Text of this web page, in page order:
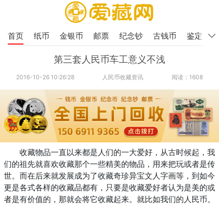
首页 纸币 金银币 邮票 纪念钞 古钱币 鉴定
第三套人民币车工意义不浅
2016-10-26 10:26:28 人民币收藏资讯 阅读：1608
收藏物品一直以来都是人们的一大爱好，从古时候起，我
们的祖先就喜欢收藏那个一些精美的物品，用来把玩或者是传
世。而在后来就发展成为了收藏奇珍异宝文人字画等，到如今
更是各式各样的收藏品都有，只要是收藏爱好者认为是美的或
者是有价值的，那就会将它收藏起来。就比如我们的人民币。